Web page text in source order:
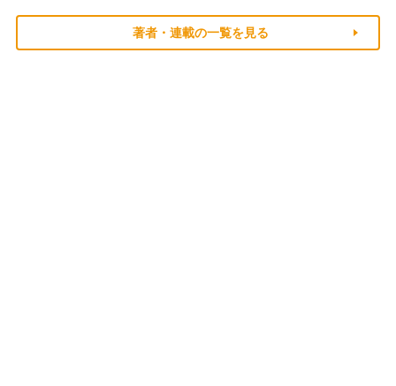
著者・連載の一覧を見る